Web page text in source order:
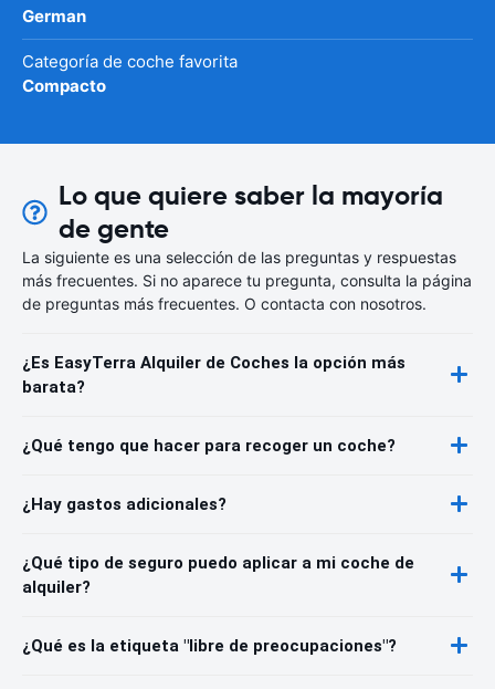
German
Categoría de coche favorita
Compacto
Lo que quiere saber la mayoría
de gente
La siguiente es una selección de las preguntas y respuestas
más frecuentes. Si no aparece tu pregunta, consulta la página
de preguntas más frecuentes. O contacta con nosotros.
¿Es EasyTerra Alquiler de Coches la opción más
barata?
¿Qué tengo que hacer para recoger un coche?
¿Hay gastos adicionales?
¿Qué tipo de seguro puedo aplicar a mi coche de
alquiler?
¿Qué es la etiqueta "libre de preocupaciones"?